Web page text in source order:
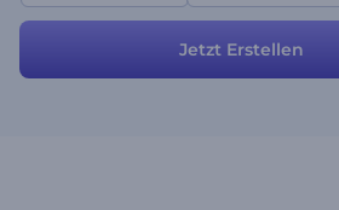
Jetzt Erstellen